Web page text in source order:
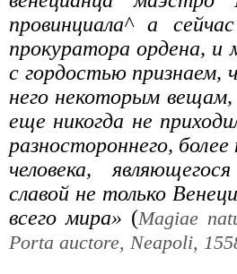
провинциала^ а
прокуратора ордена,
с гордостью признаем,
него некоторым
еще никогда не
разностороннего,
человека,
славой не только
всего мира» (Magiae
Porta auctore, Neapoli,